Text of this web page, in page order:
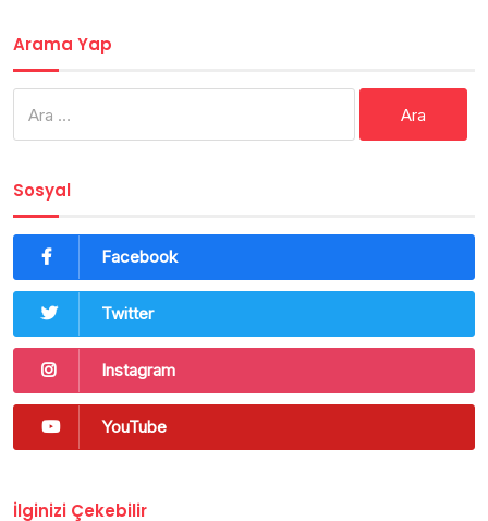
Arama Yap
Sosyal
Facebook
Twitter
Instagram
YouTube
İlginizi Çekebilir